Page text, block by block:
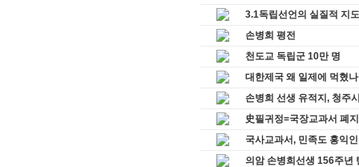
3.1독립선언의 실질적 지
손병희 평전
천도교 독립군 10만 명
대한제국 왜 일제에 먹혔나
손병희 선생 유적지, 청주
史필귀정=국장교과서 폐지
국사교과서, 민족도 홍익
의암 손병희선생 156주년